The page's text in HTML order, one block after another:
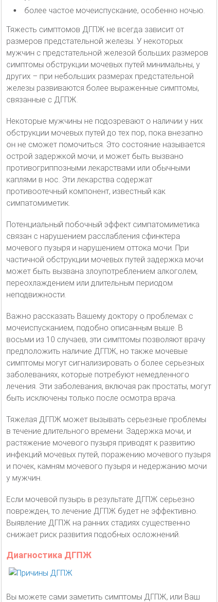
более частое мочеиспускание, особенно ночью.
Тяжесть симптомов ДГПЖ не всегда зависит от
размеров предстательной железы. У некоторых
мужчин с предстательной железой больших размеров
симптомы обструкции мочевых путей минимальны, у
других – при небольших размерах предстательной
железы развиваются более выраженные симптомы,
связанные с ДГПЖ.
Некоторые мужчины не подозревают о наличии у них
обструкции мочевых путей до тех пор, пока внезапно
он не сможет помочиться. Это состояние называется
острой задержкой мочи, и может быть вызвано
противогриппозными лекарствами или обычными
каплями в нос. Эти лекарства содержат
противоотечный компонент, известный как
симпатомиметик.
Потенциальный побочный эффект симпатомиметика
связан с нарушением расслабления сфинктера
мочевого пузыря и нарушением оттока мочи. При
частичной обструкции мочевых путей задержка мочи
может быть вызвана злоупотреблением алкоголем,
переохлаждением или длительным периодом
неподвижности.
Важно рассказать Вашему доктору о проблемах с
мочеиспусканием, подобно описанным выше. В
восьми из 10 случаев, эти симптомы позволяют врачу
предположить наличие ДГПЖ, но также мочевые
симптомы могут сигнализировать о более серьезных
заболеваниях, которые потребуют немедленного
лечения. Эти заболевания, включая рак простаты, могут
быть исключены только после осмотра врача.
Тяжелая ДГПЖ может вызывать серьезные проблемы
в течение длительного времени. Задержка мочи, и
растяжение мочевого пузыря приводят к развитию
инфекций мочевых путей, поражению мочевого пузыря
и почек, камням мочевого пузыря и недержанию мочи
у мужчин.
Если мочевой пузырь в результате ДГПЖ серьезно
поврежден, то лечение ДГПЖ будет не эффективно.
Выявление ДГПЖ на ранних стадиях существенно
снижает риск развития подобных осложнений.
Диагностика ДГПЖ
Вы можете сами заметить симптомы ДГПЖ, или Ваш